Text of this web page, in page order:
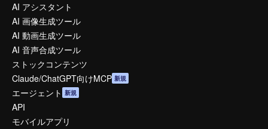
AI アシスタント
AI 画像生成ツール
AI 動画生成ツール
AI 音声合成ツール
ストックコンテンツ
Claude/ChatGPT向けMCP 新規
エージェント 新規
API
モバイルアプリ